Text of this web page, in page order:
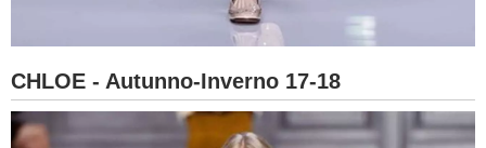
CHLOE - Autunno-Inverno 17-18